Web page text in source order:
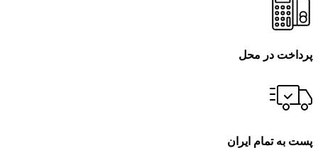
پرداخت در محل
پست به تمام ایران